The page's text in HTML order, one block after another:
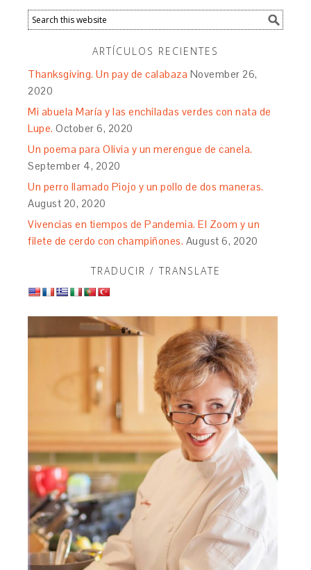
ARTÍCULOS RECIENTES
Thanksgiving. Un pay de calabaza November 26,
2020
Mi abuela María y las enchiladas verdes con nata de
Lupe. October 6, 2020
Un poema para Olivia y un merengue de canela.
September 4, 2020
Un perro llamado Piojo y un pollo de dos maneras.
August 20, 2020
Vivencias en tiempos de Pandemia. El Zoom y un
filete de cerdo con champiñones. August 6, 2020
TRADUCIR / TRANSLATE